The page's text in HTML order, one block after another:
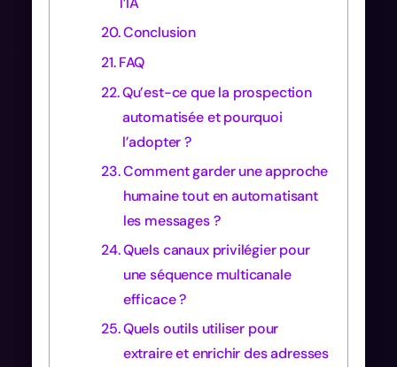
Conclusion
FAQ
Qu’est-ce que la prospection
automatisée et pourquoi
l’adopter ?
Comment garder une approche
humaine tout en automatisant
les messages ?
Quels canaux privilégier pour
une séquence multicanale
efficace ?
Quels outils utiliser pour
extraire et enrichir des adresses